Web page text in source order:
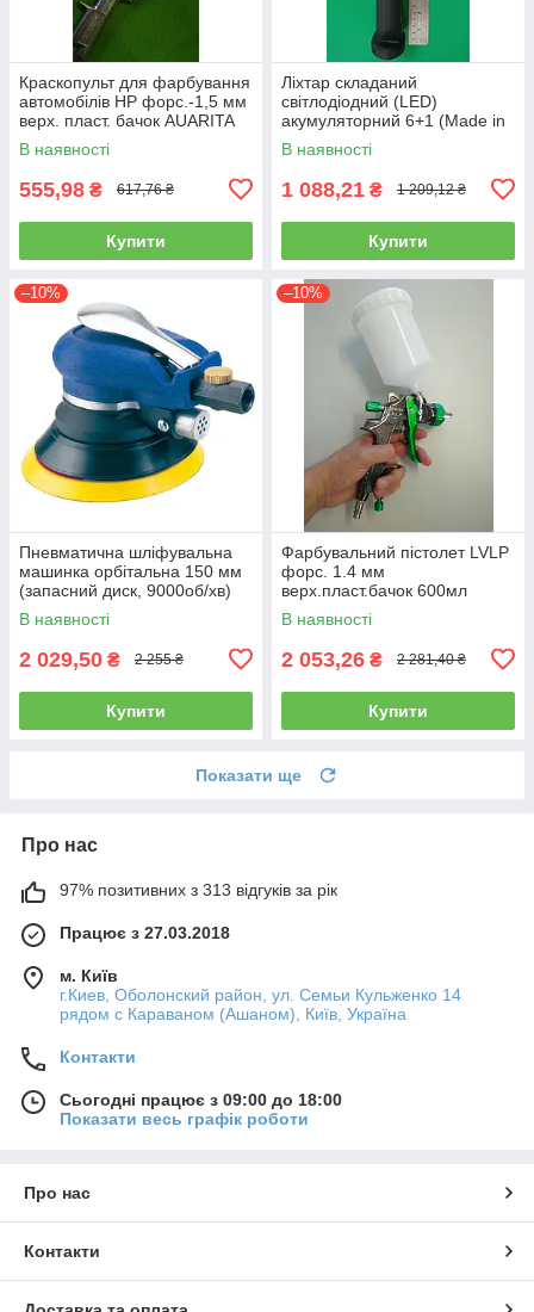
Краскопульт для фарбування
автомобілів HP форс.-1,5 мм
верх. пласт. бачок AUARITA
S-990P-1.8
В наявності
555,98 ₴ 617,76 ₴
Купити
Ліхтар складаний
світлодіодний (LED)
акумуляторний 6+1 (Made in
GERMANY) WL-0601
(ліхтарик, ручний)
В наявності
1 088,21 ₴ 1 209,12 ₴
Купити
–10%
Пневматична шліфувальна
машинка орбітальна 150 мм
(запасний диск, 9000об/хв)
AIRKRAFT AT-980-6V
В наявності
2 029,50 ₴ 2 255 ₴
Купити
–10%
Фарбувальний пістолет LVLP
форс. 1.4 мм
верх.пласт.бачок 600мл
AUARITA L-897-1.4
В наявності
2 053,26 ₴ 2 281,40 ₴
Купити
Показати ще
Про нас
97% позитивних з 313 відгуків за рік
Працює з 27.03.2018
м. Київ
г.Киев, Оболонский район, ул. Семьи Кульженко 14
рядом с Караваном (Ашаном), Київ, Україна
Контакти
Сьогодні працює з 09:00 до 18:00
Показати весь графік роботи
Про нас
Контакти